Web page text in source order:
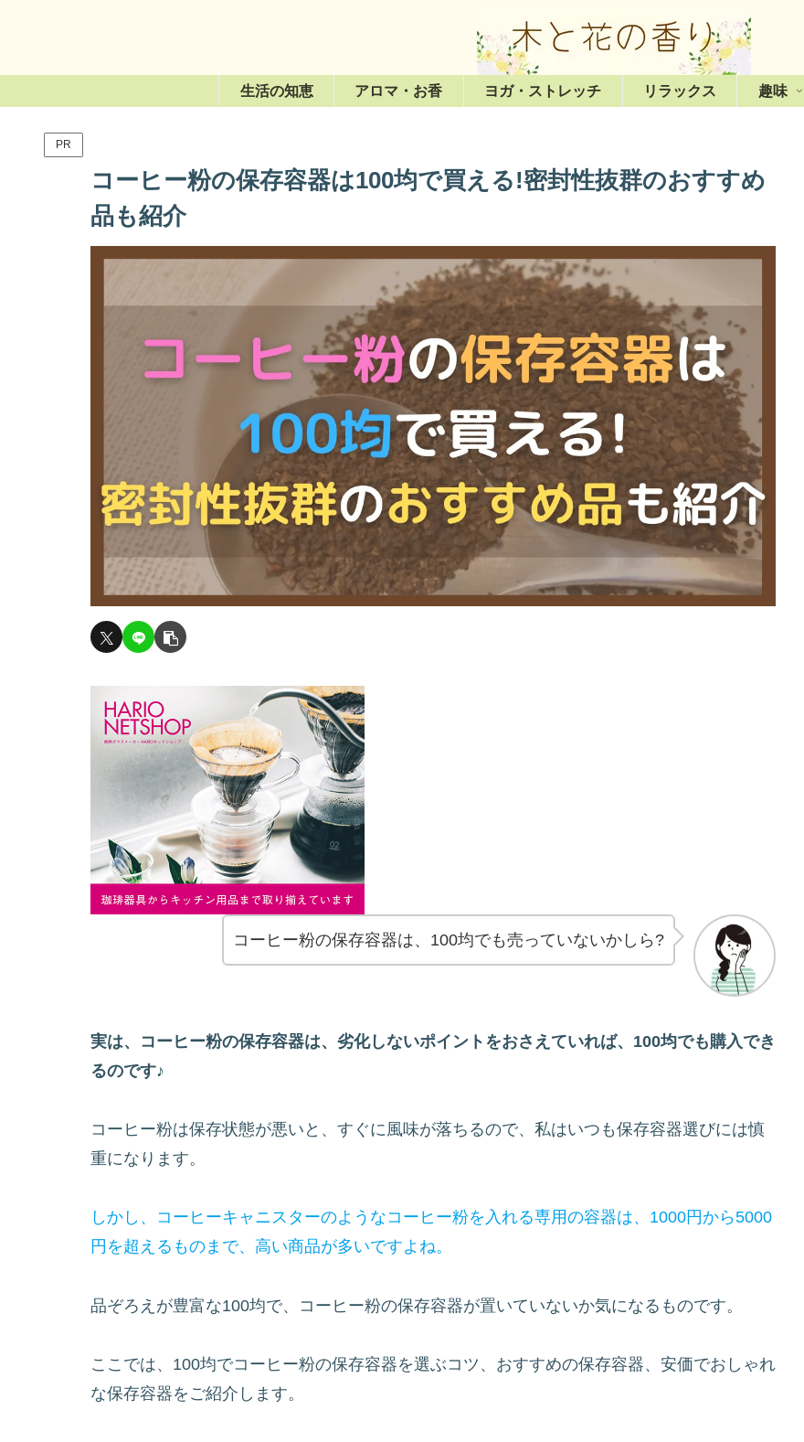
生活の知恵 アロマ・お香 ヨガ・ストレッチ リラックス 趣味
PR
コーヒー粉の保存容器は100均で買える!密封性抜群のおすすめ
品も紹介
コーヒー粉の保存容器は、100均でも売っていないかしら?
実は、コーヒー粉の保存容器は、劣化しないポイントをおさえていれば、100均でも購入でき
るのです♪
コーヒー粉は保存状態が悪いと、すぐに風味が落ちるので、私はいつも保存容器選びには慎
重になります。
しかし、コーヒーキャニスターのようなコーヒー粉を入れる専用の容器は、1000円から5000
円を超えるものまで、高い商品が多いですよね。
品ぞろえが豊富な100均で、コーヒー粉の保存容器が置いていないか気になるものです。
ここでは、100均でコーヒー粉の保存容器を選ぶコツ、おすすめの保存容器、安価でおしゃれ
な保存容器をご紹介します。